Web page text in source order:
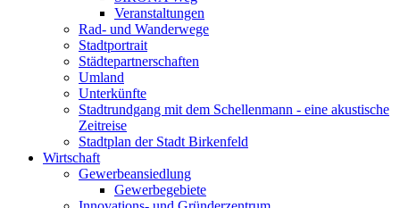
Veranstaltungen
Rad- und Wanderwege
Stadtportrait
Städtepartnerschaften
Umland
Unterkünfte
Stadtrundgang mit dem Schellenmann - eine akustische
Zeitreise
Stadtplan der Stadt Birkenfeld
Wirtschaft
Gewerbeansiedlung
Gewerbegebiete